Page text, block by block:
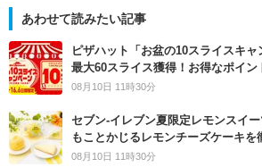
あわせて読みたい記事
ピザハット「お盆の10スライスキ
最大60スライス獲得！お得なポイン
08月10日 11時30分
セブン‐イレブン夏限定レモンスイ
もことかじるレモンチーズケーキを
08月10日 11時30分